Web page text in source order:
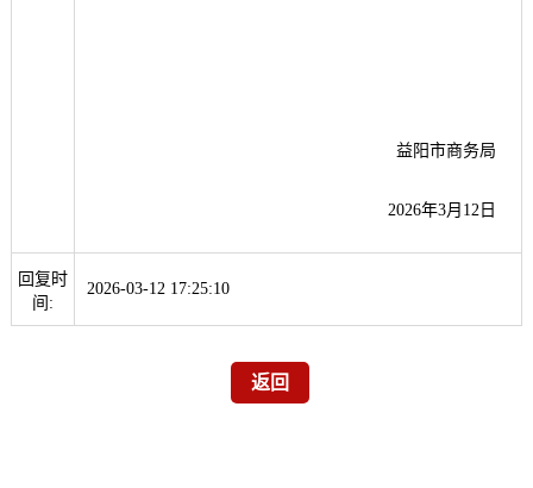
益阳市商务局
2026年3月12日
回复时
间:
2026-03-12 17:25:10